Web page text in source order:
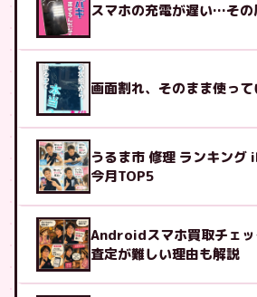
スマホの充電が遅い…その
画面割れ、そのまま使って
うるま市 修理 ランキング
今月TOP5
Androidスマホ買取チェッ
査定が難しい理由も解説